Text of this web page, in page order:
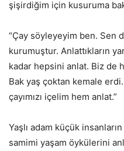
şişirdiğim için kusuruma
“Çay söyleyeyim ben. Sen
kurumuştur. Anlattıkların
kadar hepsini anlat. Biz de
Bak yaş çoktan kemale
çayımızı içelim hem anlat.”
Yaşlı adam küçük insanların
samimi yaşam öykülerini